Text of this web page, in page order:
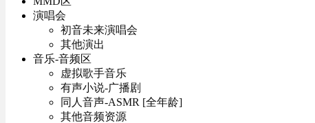
演唱会
初音未来演唱会
其他演出
音乐-音频区
虚拟歌手音乐
有声小说-广播剧
同人音声-ASMR [全年龄]
其他音频资源